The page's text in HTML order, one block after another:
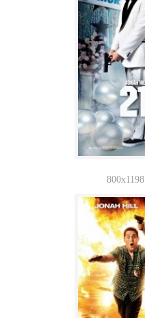
800x1198